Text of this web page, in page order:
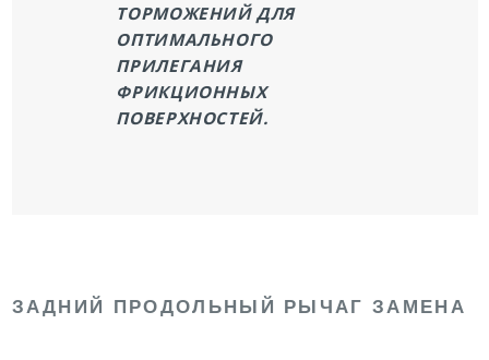
ТОРМОЖЕНИЙ ДЛЯ
ОПТИМАЛЬНОГО
ПРИЛЕГАНИЯ
ФРИКЦИОННЫХ
ПОВЕРХНОСТЕЙ.
ЗАДНИЙ ПРОДОЛЬНЫЙ РЫЧАГ ЗАМЕНА